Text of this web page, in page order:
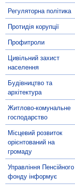
Регуляторна політика
Протидія корупції
Профитроли
Цивільний захист
населення
Будівництво та
архітектура
Житлово-комунальне
господарство
Місцевий розвиток
орієнтований на
громаду
Управління Пенсійного
фонду інформує